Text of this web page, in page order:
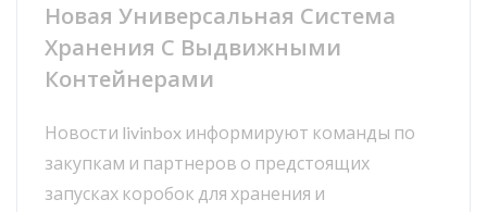
Новая Универсальная Система
Хранения С Выдвижными
Контейнерами
Новости livinbox информируют команды по
закупкам и партнеров о предстоящих
запусках коробок для хранения и